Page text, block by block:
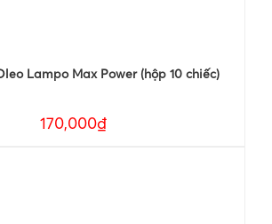
Lampo Max Power (hộp 10 chiếc)
170,000₫